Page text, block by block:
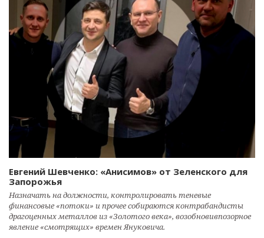
Евгений Шевченко: «Анисимов» от Зеленского для
Запорожья
Назначать на должности, контролировать теневые
финансовые «потоки» и прочее собираются контрабандисты
драгоценных металлов из «Золотого века», возобновивпозорное
явление «смотрящих» времен Януковича.